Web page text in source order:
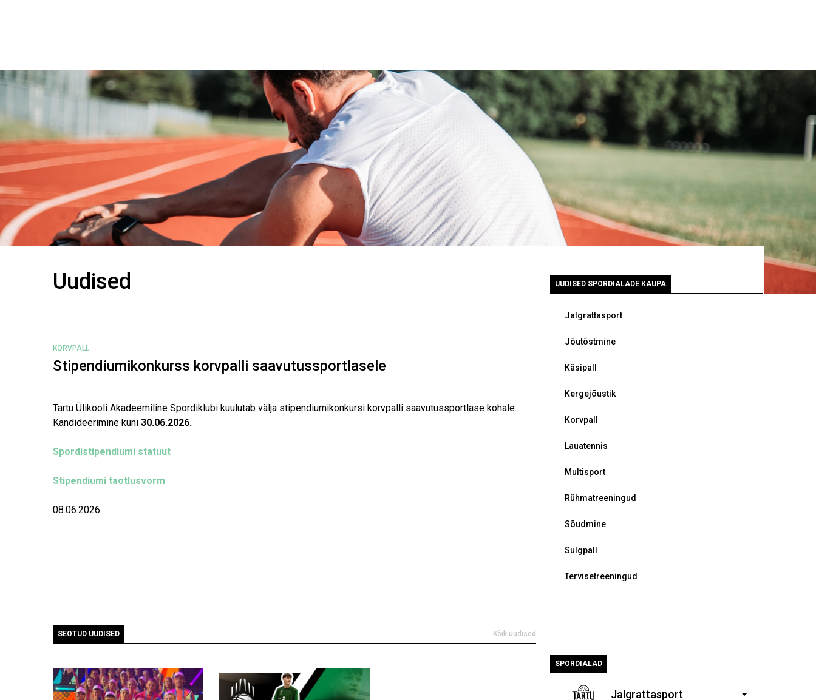
Uudised
KORVPALL
Stipendiumikonkurss korvpalli saavutussportlasele
Tartu Ülikooli Akadeemiline Spordiklubi kuulutab välja stipendiumikonkursi korvpalli saavutussportlase kohale.
Kandideerimine kuni 30.06.2026.
Spordistipendiumi statuut
Stipendiumi taotlusvorm
08.06.2026
SEOTUD UUDISED Kõik uudised
UUDISED SPORDIALADE KAUPA
Jalgrattasport
Jõutõstmine
Käsipall
Kergejõustik
Korvpall
Lauatennis
Multisport
Rühmatreeningud
Sõudmine
Sulgpall
Tervisetreeningud
SPORDIALAD
Jalgrattasport